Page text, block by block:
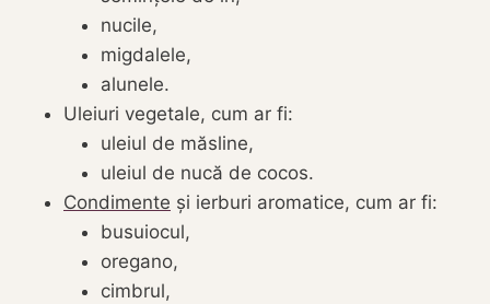
nucile,
migdalele,
alunele.
Uleiuri vegetale, cum ar fi:
uleiul de măsline,
uleiul de nucă de cocos.
Condimente și ierburi aromatice, cum ar fi:
busuiocul,
oregano,
cimbrul,